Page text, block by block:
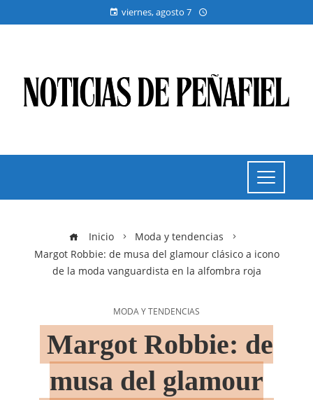
viernes, agosto 7
Inicio
Moda y tendencias
Margot Robbie: de musa del glamour clásico a icono
de la moda vanguardista en la alfombra roja
MODA Y TENDENCIAS
Margot Robbie: de
musa del glamour